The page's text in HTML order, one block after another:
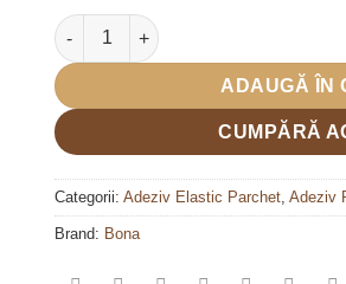
Cantitate Adeziv pentru LVT Bona
ADAUGĂ ÎN
CUMPĂRĂ
Categorii: Adeziv Elastic Parchet, Adeziv
Brand: Bona